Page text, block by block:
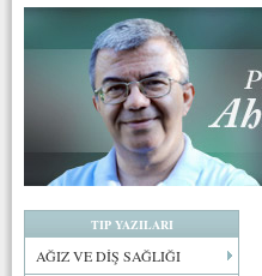
TIP YAZILARI
AĞIZ VE DİŞ SAĞLIĞI